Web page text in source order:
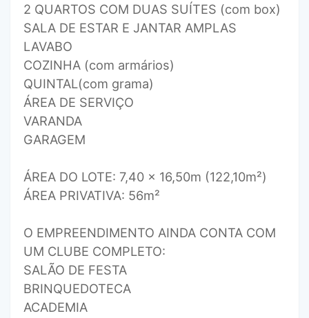
2 QUARTOS COM DUAS SUÍTES (com box)
SALA DE ESTAR E JANTAR AMPLAS
LAVABO
COZINHA (com armários)
QUINTAL(com grama)
ÁREA DE SERVIÇO
VARANDA
GARAGEM
ÁREA DO LOTE: 7,40 x 16,50m (122,10m²)
ÁREA PRIVATIVA: 56m²
O EMPREENDIMENTO AINDA CONTA COM
UM CLUBE COMPLETO:
SALÃO DE FESTA
BRINQUEDOTECA
ACADEMIA